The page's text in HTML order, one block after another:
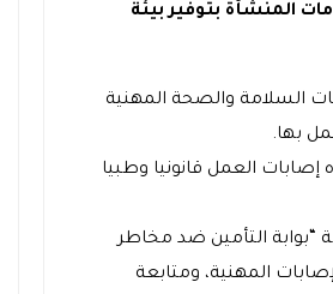
المنشأة بتوفير بيئة
السلامة والصحة المهنية
بها.
العمل قانونيا وطبيا
“بوابة التأمين ضد مخاطر
المهنية، ومتابعة